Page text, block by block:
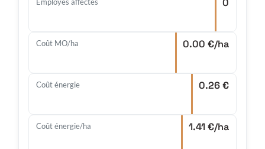
0
Coût MO/ha 0.00 €/ha
Coût énergie 0.26 €
Coût énergie/ha 1.41 €/ha